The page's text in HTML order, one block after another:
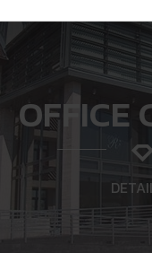
OFFICE